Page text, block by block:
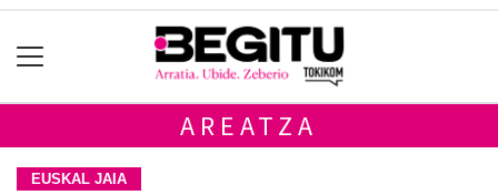
AREATZA
EUSKAL JAIA